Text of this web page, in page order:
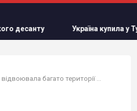
Україна купила у Туреччини партію